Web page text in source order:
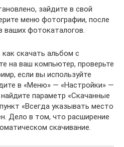
зайдите в свой
меню фотографии, после
ваших фотокаталогов.
скачать альбом с
на ваш компьютер, проверьте
если вы используйте
в «Меню» — «Настройки» —
параметр «Скачанные
«Всегда указывать место
Дело в том, что расширение
скачивание.